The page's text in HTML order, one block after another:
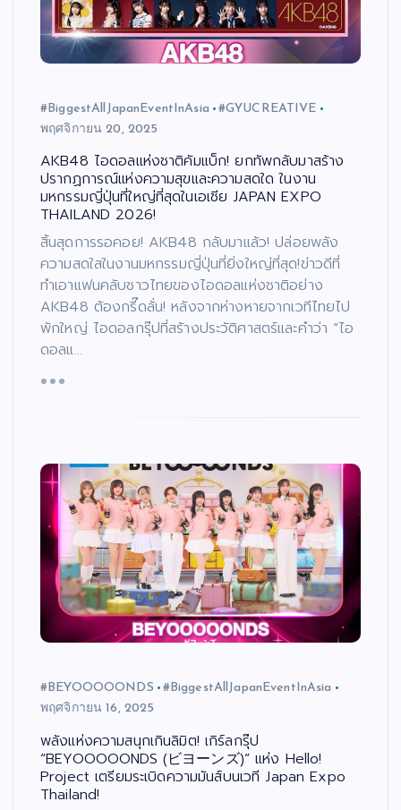
#BiggestAllJapanEventInAsia
#GYUCREATIVE
พฤศจิกายน 20, 2025
AKB48 ไอดอลแห่งชาติคัมแบ็ก! ยกทัพกลับมาสร้าง
ปรากฏการณ์แห่งความสุขและความสดใด ในงาน
มหกรรมญี่ปุ่นที่ใหญ่ที่สุดในเอเชีย JAPAN EXPO
THAILAND 2026!
สิ้นสุดการรอคอย! AKB48 กลับมาแล้ว! ปล่อยพลัง
ความสดใสในงานมหกรรมญี่ปุ่นที่ยิ่งใหญ่ที่สุด!ข่าวดีที่
ทำเอาแฟนคลับชาวไทยของไอดอลแห่งชาติอย่าง
AKB48 ต้องกรี๊ดลั่น! หลังจากห่างหายจากเวทีไทยไป
พักใหญ่ ไอดอลกรุ๊ปที่สร้างประวัติศาสตร์และคำว่า “ไอ
ดอลแ…
#BEYOOOOONDS
#BiggestAllJapanEventInAsia
พฤศจิกายน 16, 2025
พลังแห่งความสนุกเกินลิมิต! เกิร์ลกรุ๊ป
“BEYOOOOONDS (ビヨーンズ)” แห่ง Hello!
Project เตรียมระเบิดความมันส์บนเวที Japan Expo
Thailand!